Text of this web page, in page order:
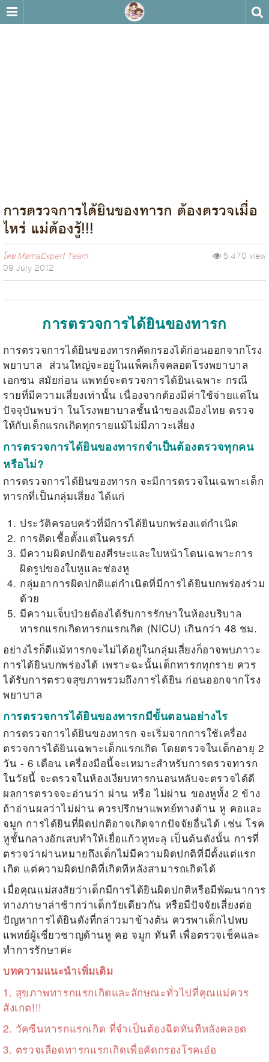
การตรวจการได้ยินของทารก ต้องตรวจเมื่อ
ไหร่ แม่ต้องรู้!!!
โดยMamaExpert Team
09 July 2012
5,470 view
การตรวจการได้ยินของทารก
การตรวจการได้ยินของทารกคัดกรองได้ก่อนออกจากโรง
พยาบาล ส่วนใหญ่จะอยู่ในแพ็คเก็จคลอดโรงพยาบาล
เอกชน สมัยก่อน แพทย์จะตรวจการได้ยินเฉพาะ กรณี
รายที่มีความเสี่ยงเท่านั้น เนื่องจากต้องมีค่าใช้จ่ายแต่ใน
ปัจจุบันพบว่า ในโรงพยาบาลชั้นนำของเมืองไทย ตรวจ
ให้กับเด็กแรกเกิดทุกรายแม้ไม่มีภาวะเสี่ยง
การตรวจการได้ยินของทารกจำเป็นต้องตรวจทุกคน
หรือไม่?
การตรวจการได้ยินของทารก จะมีการตรวจในเฉพาะเด็ก
ทารกที่เป็นกลุ่มเสี่ยง ได้แก่
ประวัติครอบครัวที่มีการได้ยินบกพร่องแต่กำเนิด
การติดเชื้อตั้งแต่ในครรภ์
มีความผิดปกติของศีรษะและใบหน้าโดนเฉพาะการ
ผิดรูปของใบหูและช่องหู
กลุ่มอาการผิดปกติแต่กำเนิดที่มีการได้ยินบกพร่องร่วม
ด้วย
มีความเจ็บป่วยต้องได้รับการรักษาในห้องบริบาล
ทารกแรกเกิดทารกแรกเกิด (NICU) เกินกว่า 48 ชม.
อย่างไรก็ดีแม้ทารกจะไม่ได้อยู่ในกลุ่มเสี่ยงก็อาจพบภาวะ
การได้ยินบกพร่องได้ เพราะฉะนั้นเด็กทารกทุกราย ควร
ได้รับการตรวจสุขภาพรวมถึงการได้ยิน ก่อนออกจากโรง
พยาบาล
การตรวจการได้ยินของทารกมีขั้นตอนอย่างไร
การตรวจการได้ยินของทารก จะเริ่มจากการใช้เครื่อง
ตรวจการได้ยินเฉพาะเด็กแรกเกิด โดยตรวจในเด็กอายุ 2
วัน - 6 เดือน เครื่องมือนี้จะเหมาะสำหรับการตรวจทารก
ในวัยนี้ จะตรวจในห้องเงียบทารกนอนหลับจะตรวจได้ดี
ผลการตรวจจะอ่านว่า ผ่าน หรือ ไม่ผ่าน ของหูทั้ง 2 ข้าง
ถ้าอ่านผลว่าไม่ผ่าน ควรปรึกษาแพทย์ทางด้าน หู คอและ
จมูก การได้ยินที่ผิดปกติอาจเกิดจากปัจจัยอื่นได้ เช่น โรค
หูชั้นกลางอักเสบทำให้เยื่อแก้วหูทะลุ เป็นต้นดังนั้น การที่
ตรวจว่าผ่านหมายถึงเด็กไม่มีความผิดปกติที่มีตั้งแต่แรก
เกิด แต่ความผิดปกติที่เกิดทีหลังสามารถเกิดได้
เมื่อคุณแม่สงสัยว่าเด็กมีการได้ยินผิดปกติหรือมีพัฒนาการ
ทางภาษาล่าช้ากว่าเด็กวัยเดียวกัน หรือมีปัจจัยเสี่ยงต่อ
ปัญหาการได้ยินดังที่กล่าวมาข้างต้น ควรพาเด็กไปพบ
แพทย์ผู้เชี่ยวชาญด้านหู คอ จมูก ทันที เพื่อตรวจเช็คและ
ทำการรักษาค่ะ
บทความแนะนำเพิ่มเติม
1. สุขภาพทารกแรกเกิดและลักษณะทั่วไปที่คุณแม่ควร
สังเกต!!!
2. วัคซีนทารกแรกเกิด ที่จำเป็นต้องฉีดทันทีหลังคลอด
3. ตรวจเลือดทารกแรกเกิดเพื่อคัดกรองโรคเอ๋อ